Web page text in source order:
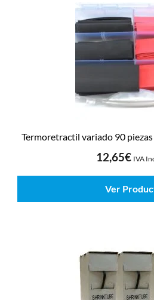
Termoretractil variado 90
12,65€ IVA
Ver